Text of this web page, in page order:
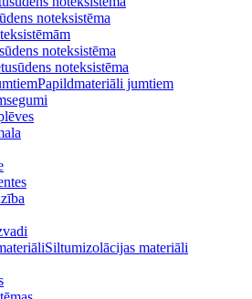
noteksistēma
noteksistēma
noteksistēma
Papildmateriāli jumtiem
Siltumizolācijas materiāli